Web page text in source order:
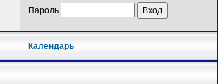
Пароль
Календарь